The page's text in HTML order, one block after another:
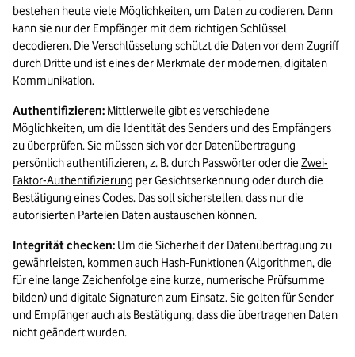
bestehen heute viele Möglichkeiten, um Daten zu codieren. Dann
kann sie nur der Empfänger mit dem richtigen Schlüssel
decodieren. Die Verschlüsselung schützt die Daten vor dem Zugriff
durch Dritte und ist eines der Merkmale der modernen, digitalen
Kommunikation.
Authentifizieren: Mittlerweile gibt es verschiedene
Möglichkeiten, um die Identität des Senders und des Empfängers
zu überprüfen. Sie müssen sich vor der Datenübertragung
persönlich authentifizieren, z. B. durch Passwörter oder die Zwei-
Faktor-Authentifizierung per Gesichtserkennung oder durch die
Bestätigung eines Codes. Das soll sicherstellen, dass nur die
autorisierten Parteien Daten austauschen können.
Integrität checken: Um die Sicherheit der Datenübertragung zu
gewährleisten, kommen auch Hash-Funktionen (Algorithmen, die
für eine lange Zeichenfolge eine kurze, numerische Prüfsumme
bilden) und digitale Signaturen zum Einsatz. Sie gelten für Sender
und Empfänger auch als Bestätigung, dass die übertragenen Daten
nicht geändert wurden.